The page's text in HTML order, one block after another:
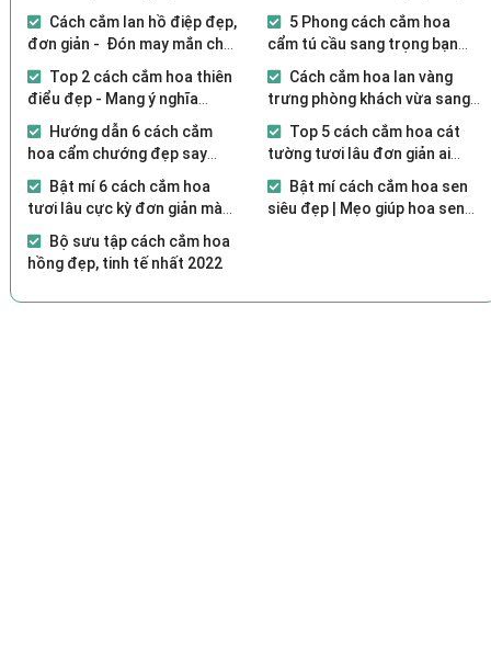
Đón lộc lá vào nhà
cho người mới
Cách cắm lan hồ điệp đẹp,
đơn giản - Đón may mắn cho
gia chủ
5 Phong cách cắm hoa
cẩm tú cầu sang trọng bạn
không nên bỏ lỡ
Top 2 cách cắm hoa thiên
điểu đẹp - Mang ý nghĩa
phong thủy cho gia chủ
Cách cắm hoa lan vàng
trưng phòng khách vừa sang
vừa xịn
Hướng dẫn 6 cách cắm
hoa cẩm chướng đẹp say
lòng người
Top 5 cách cắm hoa cát
tường tươi lâu đơn giản ai
cũng làm được
Bật mí 6 cách cắm hoa
tươi lâu cực kỳ đơn giản mà
bạn nên biết
Bật mí cách cắm hoa sen
siêu đẹp | Mẹo giúp hoa sen
Bộ sưu tập cách cắm hoa
hồng đẹp, tinh tế nhất 2022